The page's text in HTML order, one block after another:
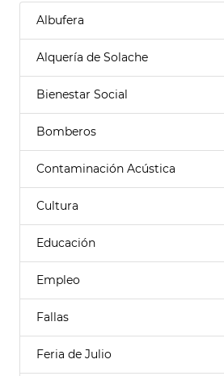
Albufera
Alquería de Solache
Bienestar Social
Bomberos
Contaminación Acústica
Cultura
Educación
Empleo
Fallas
Feria de Julio